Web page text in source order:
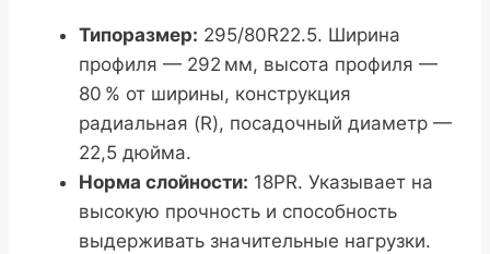
Типоразмер: 295/80R22.5. Ширина
профиля — 292 мм, высота профиля —
80 % от ширины, конструкция
радиальная (R), посадочный диаметр —
22,5 дюйма.
Норма слойности: 18PR. Указывает на
высокую прочность и способность
выдерживать значительные нагрузки.